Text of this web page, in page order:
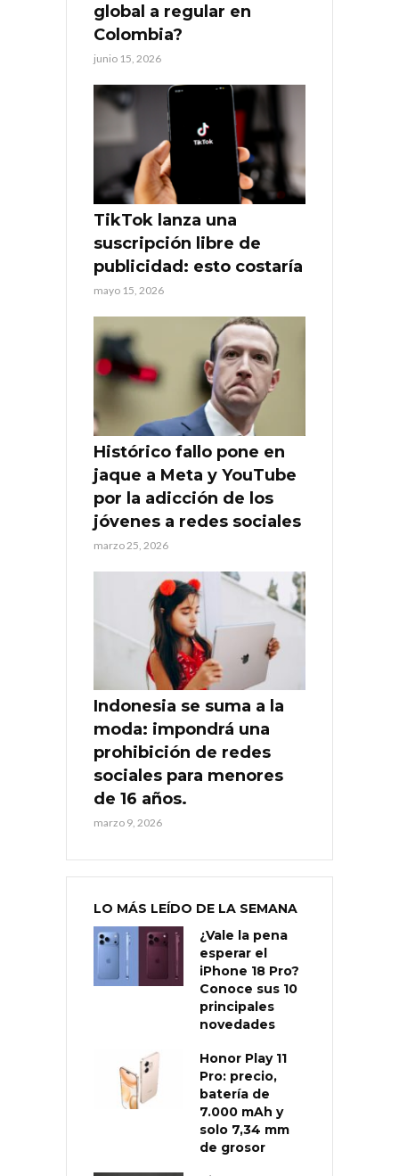
global a regular en
Colombia?
junio 15, 2026
TikTok lanza una
suscripción libre de
publicidad: esto costaría
mayo 15, 2026
Histórico fallo pone en
jaque a Meta y YouTube
por la adicción de los
jóvenes a redes sociales
marzo 25, 2026
Indonesia se suma a la
moda: impondrá una
prohibición de redes
sociales para menores
de 16 años.
marzo 9, 2026
LO MÁS LEÍDO DE LA SEMANA
¿Vale la pena
esperar el
iPhone 18 Pro?
Conoce sus 10
principales
novedades
Honor Play 11
Pro: precio,
batería de
7.000 mAh y
solo 7,34 mm
de grosor